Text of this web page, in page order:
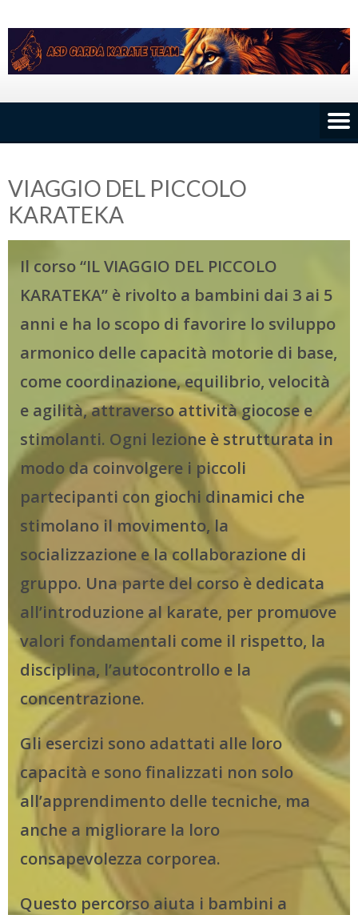
to
content
VIAGGIO DEL PICCOLO
KARATEKA
Il corso “IL VIAGGIO DEL PICCOLO
KARATEKA” è rivolto a bambini dai 3 ai 5
anni e ha lo scopo di favorire lo sviluppo
armonico delle capacità motorie di base,
come coordinazione, equilibrio, velocità
e agilità, attraverso attività giocose e
stimolanti. Ogni lezione è strutturata in
modo da coinvolgere i piccoli
partecipanti con giochi dinamici che
stimolano il movimento, la
socializzazione e la collaborazione di
gruppo. Una parte del corso è dedicata
all’introduzione al karate, per promuove
valori fondamentali come il rispetto, la
disciplina, l’autocontrollo e la
concentrazione.
Gli esercizi sono adattati alle loro
capacità e sono finalizzati non solo
all’apprendimento delle tecniche, ma
anche a migliorare la loro
consapevolezza corporea.
Questo percorso aiuta i bambini a